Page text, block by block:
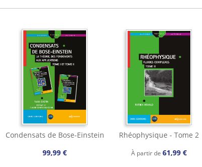
Condensats de Bose-Einstein
99,99 €
Rhéophysique - Tome 2
À partir de 61,99 €